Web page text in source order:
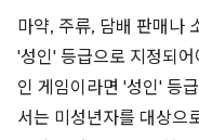
마약, 주류, 담배 판매나
'성인' 등급으로 지정되
인 게임이라면 '성인' 등
서는 미성년자를 대상으